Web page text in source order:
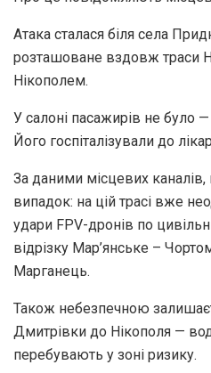
Атака сталася біля села
розташоване вздовж траси
Нікополем.
У салоні пасажирів не було
Його госпіталізували до
За даними місцевих
випадок: на цій трасі вже
удари FPV-дронів по
відрізку Мар’янське –
Марганець.
Також небезпечною
Дмитрівки до Нікополя —
перебувають у зоні ризику.